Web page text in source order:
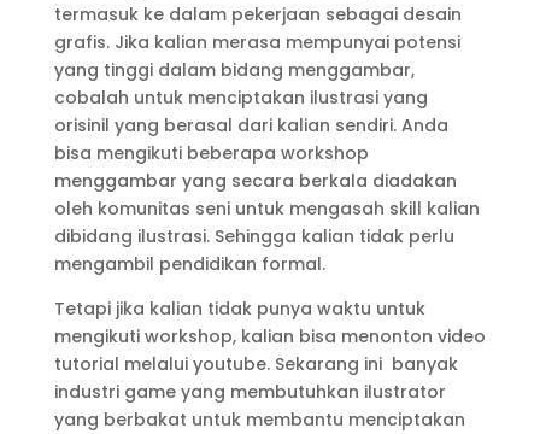
termasuk ke dalam pekerjaan sebagai desain
grafis. Jika kalian merasa mempunyai potensi
yang tinggi dalam bidang menggambar,
cobalah untuk menciptakan ilustrasi yang
orisinil yang berasal dari kalian sendiri. Anda
bisa mengikuti beberapa workshop
menggambar yang secara berkala diadakan
oleh komunitas seni untuk mengasah skill kalian
dibidang ilustrasi. Sehingga kalian tidak perlu
mengambil pendidikan formal.
Tetapi jika kalian tidak punya waktu untuk
mengikuti workshop, kalian bisa menonton video
tutorial melalui youtube. Sekarang ini banyak
industri game yang membutuhkan ilustrator
yang berbakat untuk membantu menciptakan